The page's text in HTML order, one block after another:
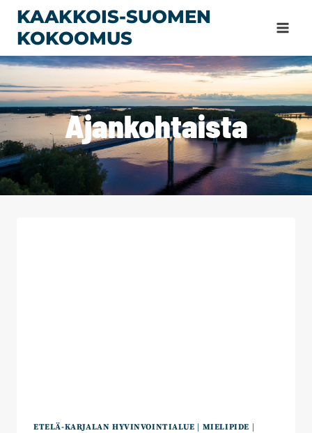
Siirry
sisältöön
KAAKKOIS-SUOMEN
KOKOOMUS
Ajankohtaista
ETELÄ-KARJALAN HYVINVOINTIALUE | MIELIPIDE |